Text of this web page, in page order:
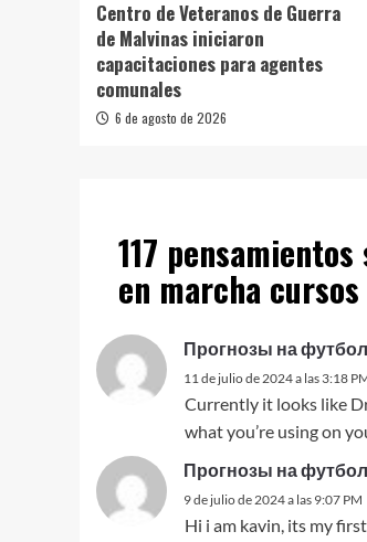
Centro de Veteranos de Guerra
de Malvinas iniciaron
capacitaciones para agentes
comunales
6 de agosto de 2026
117 pensamientos
en marcha
Прогнозы на футбол
11 de julio de 2024 a las 3:18
Currently it looks like
what you’re using on
Прогнозы на футбол
9 de julio de 2024 a las 9:07 PM
Hi i am kavin, its my